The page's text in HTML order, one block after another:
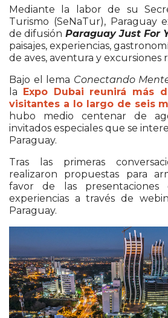
Mediante la labor de su
Turismo (SeNaTur), Paraguay
de difusión Paraguay Just For
paisajes, experiencias,
de aves, aventura y excursiones
Bajo el lema Conectando
la
Expo Dubai reunirá más
visitantes a lo largo de seis
hubo medio centenar de
invitados especiales que se
Paraguay.
Tras las primeras
realizaron propuestas para
favor de las
experiencias a través de
Paraguay.